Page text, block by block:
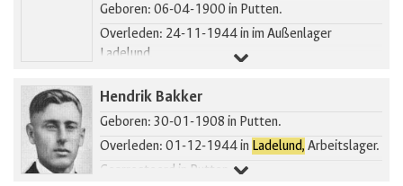
Geboren: 06-04-1900 in Putten.
Overleden: 24-11-1944 in im Außenlager
Ladelund.
Hendrik Bakker
Geboren: 30-01-1908 in Putten.
Overleden: 01-12-1944 in Ladelund, Arbeitslager.
Gearresteerd in Putten.